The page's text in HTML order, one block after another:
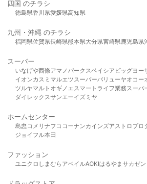
四国 のチラシ
徳島県香川県愛媛県高知県
九州・沖縄 のチラシ
福岡県佐賀県長崎県熊本県大分県宮崎県鹿児島県
スーパー
いなげや西條アマノパークスベイシア ビッグヨー
イオンカスミ マルエツスーパーバリューヤオコー
ツルヤマルト オギノ エスマート ライフ業務スーパ
ダイレックスサンエーイズミヤ
ホームセンター
島忠 コメリ ナフコ コーナンカインズアストロプロ
ジョイフル本田
ファッション
ユニクロ しまむら アベイルAOKIはるやま サカゼン